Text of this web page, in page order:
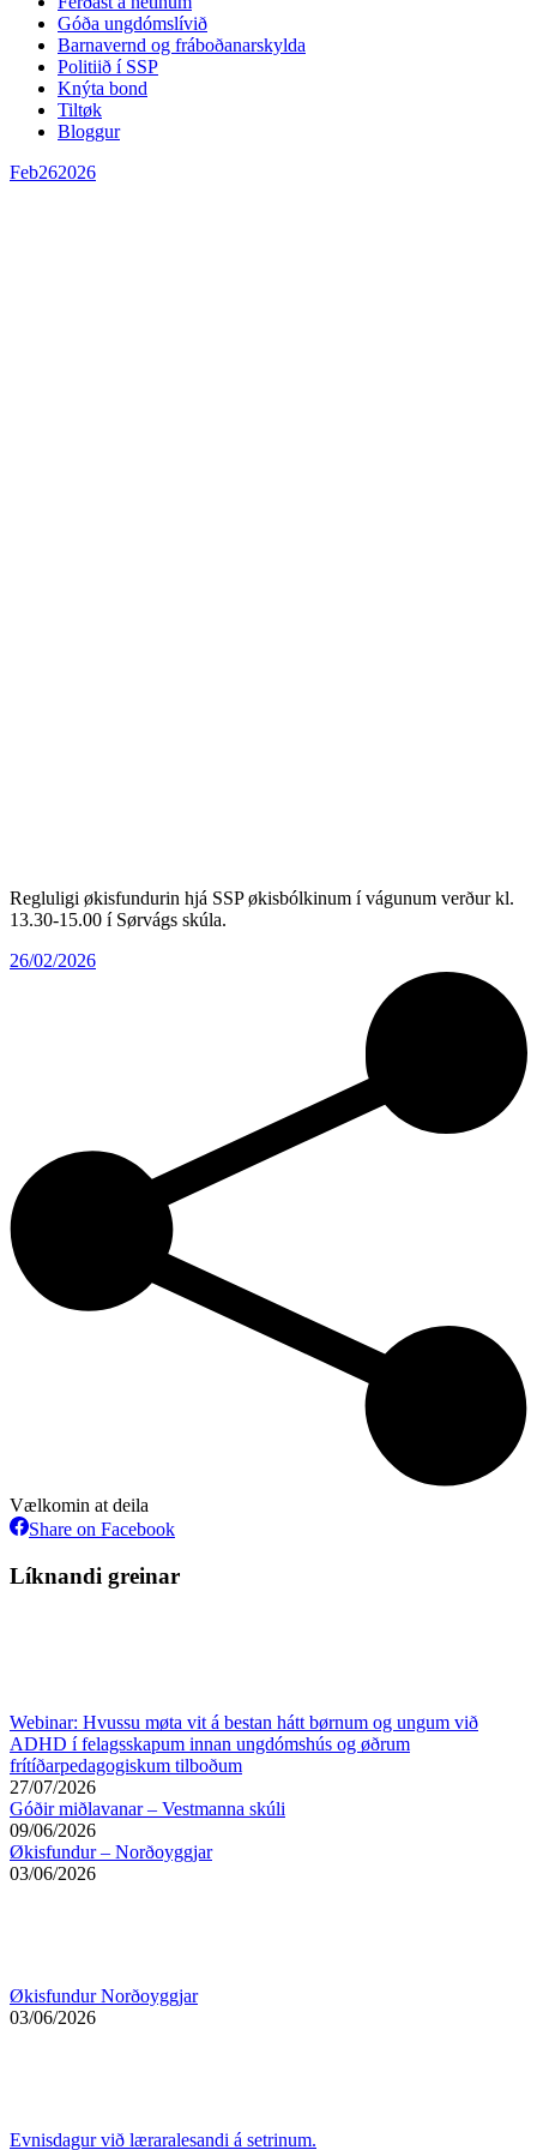
Góða ungdómslívið
Barnavernd og fráboðanarskylda
Politiið í SSP
Knýta bond
Tiltøk
Bloggur
Feb262026
Regluligi økisfundurin hjá SSP økisbólkinum í vágunum verður kl.
13.30-15.00 í Sørvágs skúla.
26/02/2026
Vælkomin at deila
Share on FacebookShare
Facebook
Líknandi greinar
Webinar: Hvussu møta vit á bestan hátt børnum og ungum við
ADHD í felagsskapum innan ungdómshús og øðrum
frítíðarpedagogiskum tilboðum
27/07/2026
Góðir miðlavanar – Vestmanna skúli
09/06/2026
Økisfundur – Norðoyggjar
03/06/2026
Økisfundur Norðoyggjar
03/06/2026
Evnisdagur við læraralesandi á setrinum.